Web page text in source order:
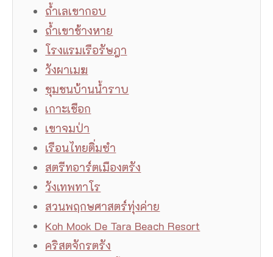
ถ้ําเลเขากอบ
ถ้ําเขาช้างหาย
โรงแรมเรือรัษฎา
วังผาเมฆ
ชุมชนบ้านน้ําราบ
เกาะเชือก
เขาจมป่า
เรือนไทยติ่มซํา
สตรีทอาร์ตเมืองตรัง
วังเทพทาโร
สวนพฤกษศาสตร์ทุ่งค่าย
Koh Mook De Tara Beach Resort
คริสตจักรตรัง